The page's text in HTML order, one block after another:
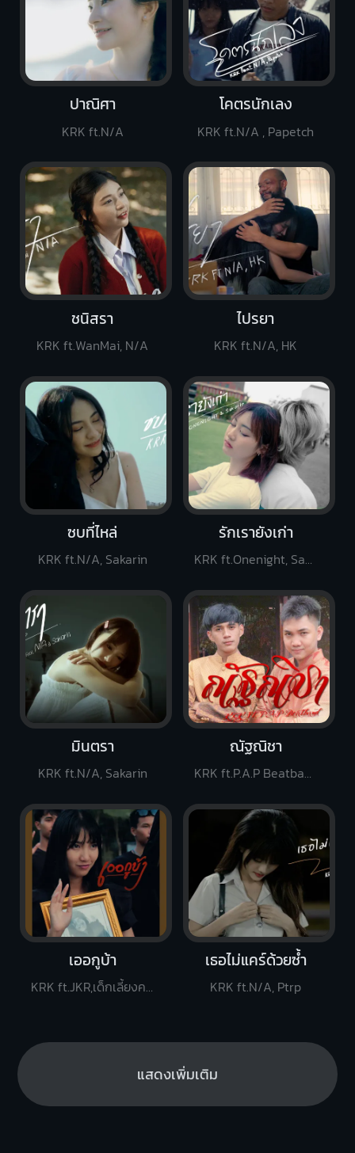
ซบที่ไหล่
KRK ft.N/A, Sakarin
ณัฐณิชา
KRK ft.P.A.P Beatband
เธอไม่แคร์ด้วยซ้ำ
KRK ft.N/A, Ptrp
เออกูบ้า
KRK ft.JKR,เด็กเลี้ยงควาย
ปาณิศา
KRK ft.N/A
รักเรายังเก่า
KRK ft.Onenight, Sakarin
ชนิสรา
KRK ft.WanMai, N/A
ไปรยา
KRK ft.N/A, HK
มินตรา
KRK ft.N/A, Sakarin
โคตรนักเลง
KRK ft.N/A , Papetch
แสดงเพิ่มเติม